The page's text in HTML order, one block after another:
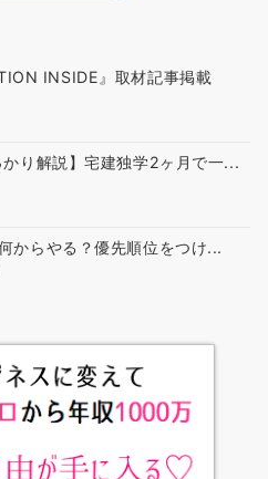
INSIDE』取材記事掲載
り解説】宅建独学2ヶ月で一...
からやる？優先順位をつけ...